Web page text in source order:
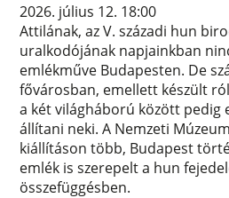
2026. július 12. 18:00
Attilának, az V. századi hun
uralkodójának napjainkban
emlékműve Budapesten. De
fővárosban, emellett készült
a két világháború között pedig
állítani neki. A Nemzeti
kiállításon több, Budapest
emlék is szerepelt a hun
összefüggésben.